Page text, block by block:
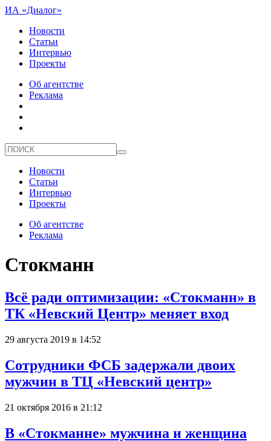
ИА «Диалог»
Новости
Статьи
Интервью
Проекты
Об агентстве
Реклама
Новости
Статьи
Интервью
Проекты
Об агентстве
Реклама
Стокманн
Всё ради оптимизации: «Стокманн» в
ТК «Невский Центр» меняет вход
29 августа 2019 в 14:52
Сотрудники ФСБ задержали двоих
мужчин в ТЦ «Невский центр»
21 октября 2016 в 21:12
В «Стокманне» мужчина и женщина